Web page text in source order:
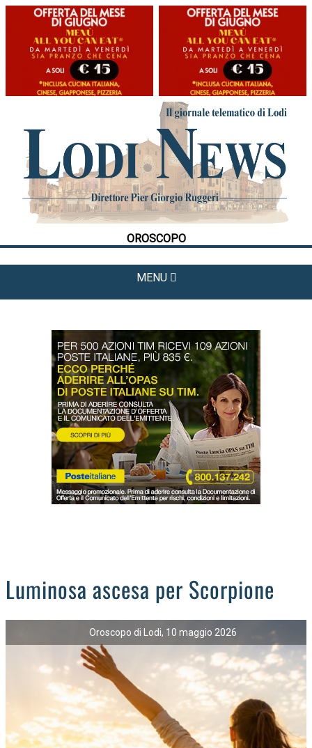
OROSCOPO
MENU
HOME
CRONACA
POLITICA
LA FOTO
METEO
CULTURA
DAL TERRITORIO
OROSCOPO
LA PIAZZA
ANIMALI
OCCHIO ALLA TRUFFA
NECROLOGI
Luminosa ascesa per Scorpione
Oroscopo di Lodi, 10 maggio 2026